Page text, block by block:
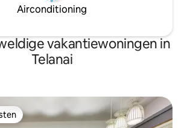
Airconditioning
vakantiewoningen in
Telanai